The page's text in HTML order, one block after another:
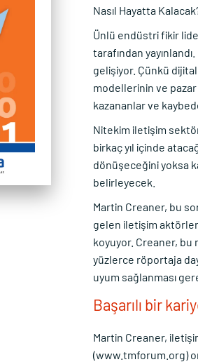
Nasıl Hayatta
Ünlü endüstri fikir
tarafından
gelişiyor. Çünkü
modellerinin ve pazar
kazananlar ve
Nitekim iletişim
birkaç yıl içinde
dönüşeceğini yoksa
belirleyecek.
Martin Creaner, bu
gelen iletişim
koyuyor. Creaner, bu
yüzlerce röportaja
uyum sağlanması
Başarılı bir
Martin Creaner,
(www.tmforum.org) on